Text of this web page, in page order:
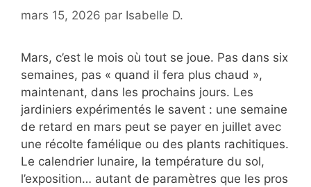
mars 15, 2026 par Isabelle D.
Mars, c’est le mois où tout se joue. Pas dans six
semaines, pas « quand il fera plus chaud »,
maintenant, dans les prochains jours. Les
jardiniers expérimentés le savent : une semaine
de retard en mars peut se payer en juillet avec
une récolte famélique ou des plants rachitiques.
Le calendrier lunaire, la température du sol,
l’exposition… autant de paramètres que les pros